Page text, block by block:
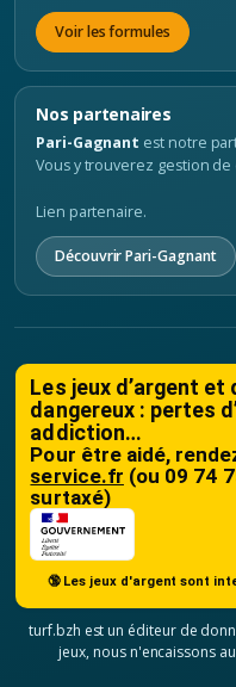
Voir les formules
Nos partenaires
Pari-Gagnant est notre
Vous y trouverez gestion
Lien partenaire.
Découvrir Pari-Gagnant
Les jeux d’argent
dangereux : pertes
addiction…
Pour être aidé,
service.fr (ou 09 74
surtaxé)
🔞 Les jeux d'argent sont
turf.bzh est un éditeur de
jeux, nous n'encaissons